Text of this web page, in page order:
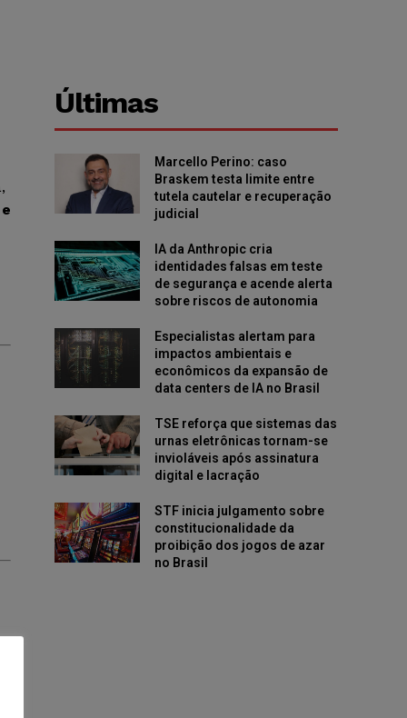
Últimas
Marcello Perino: caso
Braskem testa limite entre
tutela cautelar e recuperação
judicial
IA da Anthropic cria
identidades falsas em teste
de segurança e acende alerta
sobre riscos de autonomia
Especialistas alertam para
impactos ambientais e
econômicos da expansão de
data centers de IA no Brasil
TSE reforça que sistemas das
urnas eletrônicas tornam-se
invioláveis após assinatura
digital e lacração
STF inicia julgamento sobre
constitucionalidade da
proibição dos jogos de azar
no Brasil